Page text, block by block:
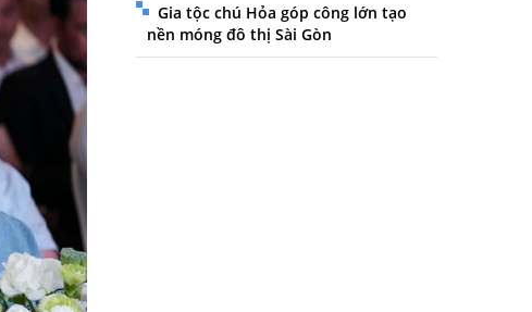
Gia tộc chú Hỏa góp công lớn tạo
nền móng đô thị Sài Gòn